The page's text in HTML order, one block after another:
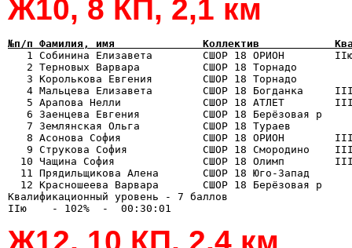
Ж10, 8 КП, 2,1 км
№п/п Фамилия, имя              Коллектив            Квал
1 Собинина Елизавета        СШОР 18 ОРИОН
2 Терновых Варвара          СШОР 18 Торнадо
3 Королькова Евгения        СШОР 18 Торнадо
4 Мальцева Елизавета        СШОР 18 Богданка
5 Арапова Нелли             СШОР 18 АТЛЕТ
6 Заенцева Евгения          СШОР 18 Берёзовая р
7 Землянская Ольга          СШОР 18 Тураев
8 Асонова София             СШОР 18 ОРИОН
9 Струкова София            СШОР 18 Смородино
10 Чащина София              СШОР 18 Олимп
11 Прядильщикова Алена       СШОР 18 Юго-Запад
12 Красношеева Варвара       СШОР 18
Квалификационный уровень - 7 баллов
Ж12, 10 КП, 2,4 км